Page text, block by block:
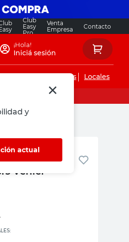
Club
Easy
Pro
Venta
Empresa
Contacto
y
actual
¡Hola!
Iniciá sesión
de instalaciones Locales
Roble
Venier